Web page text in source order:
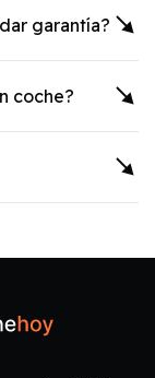
garantía?
coche?